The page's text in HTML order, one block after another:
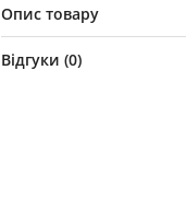
Опис товару
Відгуки (0)